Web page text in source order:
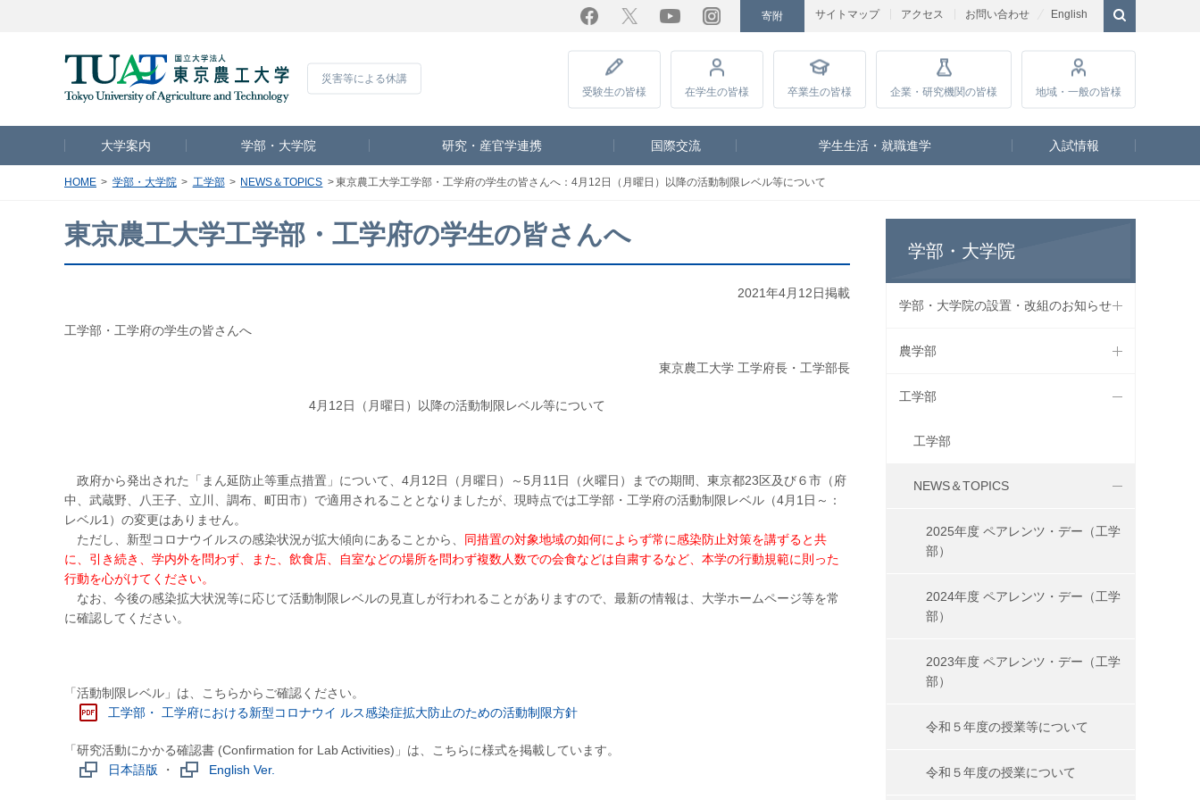
サイトマップ アクセス お問い合わせ
寄附 English
Facebook Twitter YouTube Instagram
災害等による休講
受験生の皆様 在学生の皆様 卒業生の皆様 企業・研究機関の皆様 地域・一般の皆様
大学案内 学部・大学院 研究・産官学連携 国際交流 学生生活・就職進学 入試情報
HOME 学部・大学院 工学部 NEWS＆TOPICS 東京農工大学工学部・工学府の学生の皆さんへ：4月12日（月曜日）以降の活動制限レベル等について
東京農工大学工学部・工学府の学生の皆さんへ
2021年4月12日掲載
工学部・工学府の学生の皆さんへ
東京農工大学 工学府長・工学部長
4月12日（月曜日）以降の活動制限レベル等について
政府から発出された「まん延防止等重点措置」について、4月12日（月曜日）～5月11日（火曜日）までの期間、東京都23区及び６市（府
中、武蔵野、八王子、立川、調布、町田市）で適用されることとなりましたが、現時点では工学部・工学府の活動制限レベル（4月1日～：
レベル1）の変更はありません。
ただし、新型コロナウイルスの感染状況が拡大傾向にあることから、 同措置の対象地域の如何によらず常に感染防止対策を講ずると共
に、引き続き、学内外を問わず、また、飲食店、自室などの場所を問わず複数人数での会食などは自粛するなど、本学の行動規範に則った
行動を心がけてください。
なお、今後の感染拡大状況等に応じて活動制限レベルの見直しが行われることがありますので、最新の情報は、大学ホームページ等を常
に確認してください。
「活動制限レベル」は、こちらからご確認ください。
工学部・ 工学府における新型コロナウイ ルス感染症拡大防止のための活動制限方針
「研究活動にかかる確認書 (Confirmation for Lab Activities)」は、こちらに様式を掲載しています。
日本語版 ・ English Ver.
学部・大学院
学部・大学院の設置・改組のお知らせ
農学部
工学部
工学部
NEWS＆TOPICS
2025年度 ペアレンツ・デー（工学
部）
2024年度 ペアレンツ・デー（工学
部）
2023年度 ペアレンツ・デー（工学
部）
令和５年度の授業等について
令和５年度の授業について